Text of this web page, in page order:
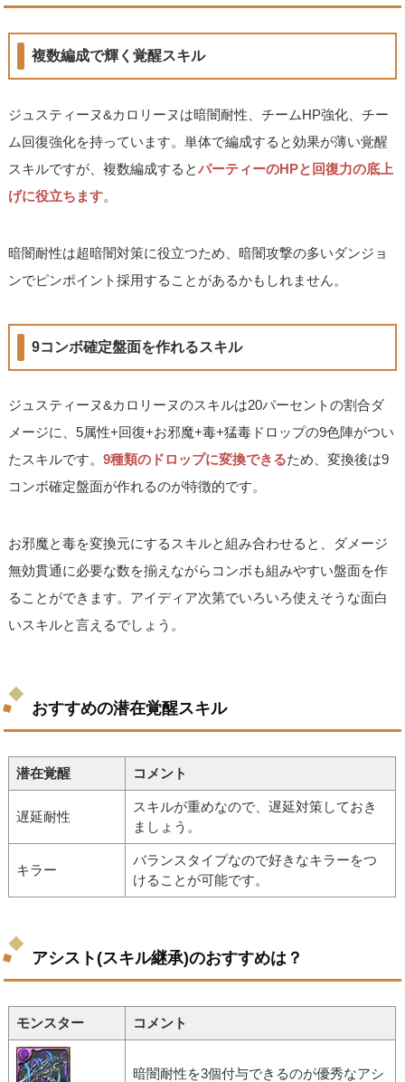
複数編成で輝く覚醒スキル
ジュスティーヌ&カロリーヌは暗闇耐性、チームHP強化、チー
ム回復強化を持っています。単体で編成すると効果が薄い覚醒
スキルですが、複数編成するとパーティーのHPと回復力の底上
げに役立ちます。
暗闇耐性は超暗闇対策に役立つため、暗闇攻撃の多いダンジョ
ンでピンポイント採用することがあるかもしれません。
9コンボ確定盤面を作れるスキル
ジュスティーヌ&カロリーヌのスキルは20パーセントの割合ダ
メージに、5属性+回復+お邪魔+毒+猛毒ドロップの9色陣がつい
たスキルです。9種類のドロップに変換できるため、変換後は9
コンボ確定盤面が作れるのが特徴的です。
お邪魔と毒を変換元にするスキルと組み合わせると、ダメージ
無効貫通に必要な数を揃えながらコンボも組みやすい盤面を作
ることができます。アイディア次第でいろいろ使えそうな面白
いスキルと言えるでしょう。
おすすめの潜在覚醒スキル
潜在覚醒 コメント
遅延耐性
スキルが重めなので、遅延対策しておき
ましょう。
キラー
バランスタイプなので好きなキラーをつ
けることが可能です。
アシスト(スキル継承)のおすすめは？
モンスター コメント
暗闇耐性を3個付与できるのが優秀なアシ